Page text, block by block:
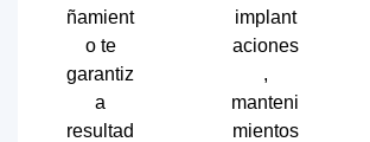
ñamient
o te
garantiz
a
resultad
implant
aciones
,
manteni
mientos